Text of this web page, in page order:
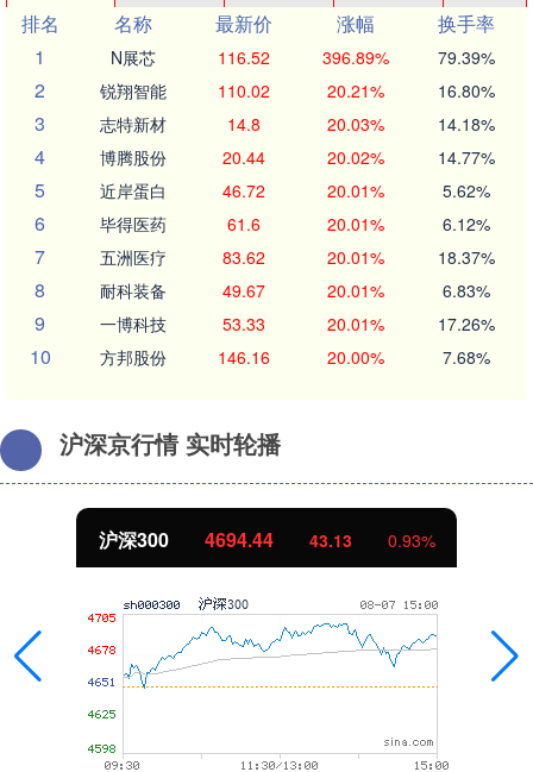
排名
名称 最新价 涨幅
换手率
1
N展芯 116.52 396.89% 79.39%
2 锐翔智能 110.02 20.21% 16.80%
3 志特新材 14.8 20.03% 14.18%
4 博腾股份 20.44 20.02% 14.77%
5 近岸蛋白 46.72 20.01% 5.62%
6 毕得医药 61.6 20.01% 6.12%
7 五洲医疗 83.62 20.01% 18.37%
8 耐科装备 49.67 20.01% 6.83%
9 一博科技 53.33 20.01% 17.26%
10 方邦股份 146.16 20.00% 7.68%
沪深京行情 实时轮播
北证50 1134.24 11.37 1.01%